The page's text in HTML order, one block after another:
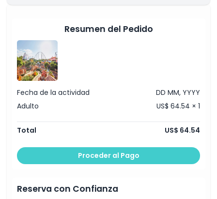
Horario de Apertura
Cosas a Saber
Ubicación
Política de Cancelación
Resumen del Pedido
Fecha de la actividad
DD MM, YYYY
Adulto
US$ 64.54 × 1
Total US$ 64.54
Proceder al Pago
Reserva con Confianza